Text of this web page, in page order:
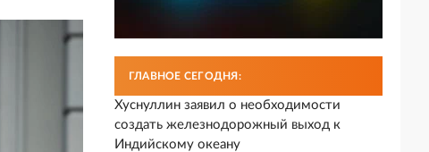
ГЛАВНОЕ СЕГОДНЯ:
Хуснуллин заявил о необходимости
создать железнодорожный выход к
Индийскому океану